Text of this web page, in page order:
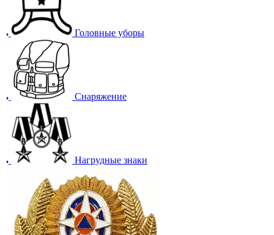
Снаряжение
Нагрудные знаки